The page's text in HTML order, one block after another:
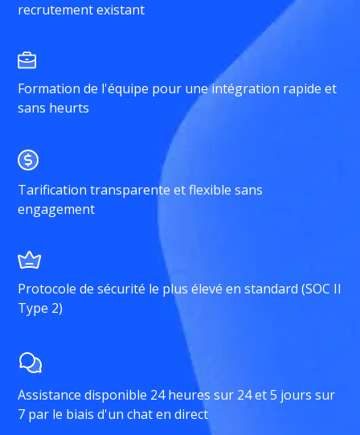
recrutement existant
Formation de l'équipe pour une intégration rapide et
sans heurts
Tarification transparente et flexible sans
engagement
Protocole de sécurité le plus élevé en standard (SOC II
Type 2)
Assistance disponible 24 heures sur 24 et 5 jours sur
7 par le biais d'un chat en direct